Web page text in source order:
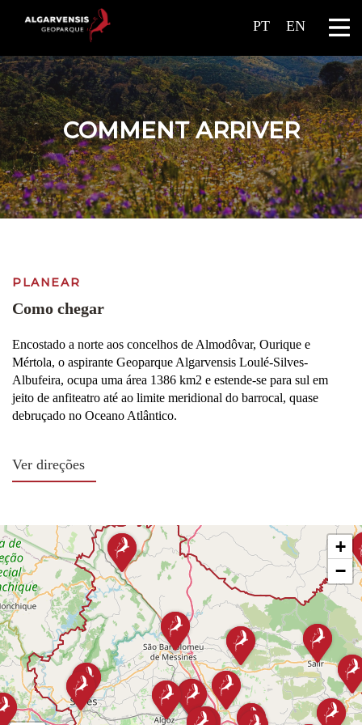
PT EN
COMMENT ARRIVER
PLANEAR
Como chegar
Encostado a norte aos concelhos de Almodôvar, Ourique e
Mértola, o aspirante Geoparque Algarvensis Loulé-Silves-
Albufeira, ocupa uma área 1386 km2 e estende-se para sul em
jeito de anfiteatro até ao limite meridional do barrocal, quase
debruçado no Oceano Atlântico.
Ver direções
Por Via Terrestre:
A norte, três grandes portas de entrada no território: pela
aldeia do Ameixal, através da mítica Estrada Nacional nº2,
pelo IP1/A2, por São Bartolomeu de Messines, e por São
Marcos da Serra, pelo IC1.
A este do território, a entrada é feita pela Estrada Nacional
nº124, em direção a Salir/Querença, e pela Estrada
Nacional nº270, para Loulé.
A oeste, entra-se no território em São Marcos da Serra, pela
Estrada Nacional 267, vindos de Monchique, e pela Estrada
Nacional nº124, por Silves.
+
−